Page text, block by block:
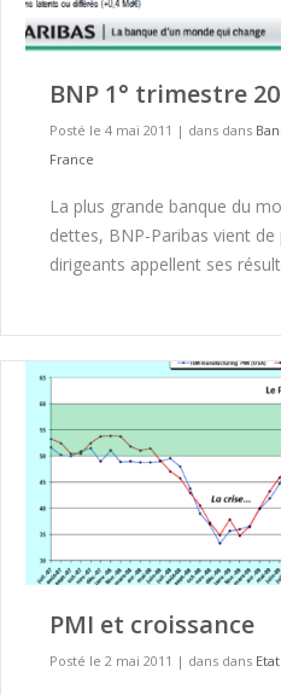
BNP 1° trimestre
Posté le 4 mai 2011 | dans dans
France
La plus grande banque du
dettes, BNP-Paribas vient de
dirigeants appellent ses
PMI et croissance
Posté le 2 mai 2011 | dans dans